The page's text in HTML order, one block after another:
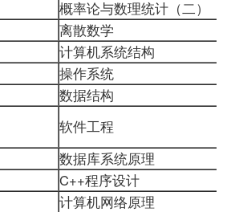
概率论与数理统计（二）
离散数学
计算机系统结构
操作系统
数据结构
软件工程
数据库系统原理
C++程序设计
计算机网络原理